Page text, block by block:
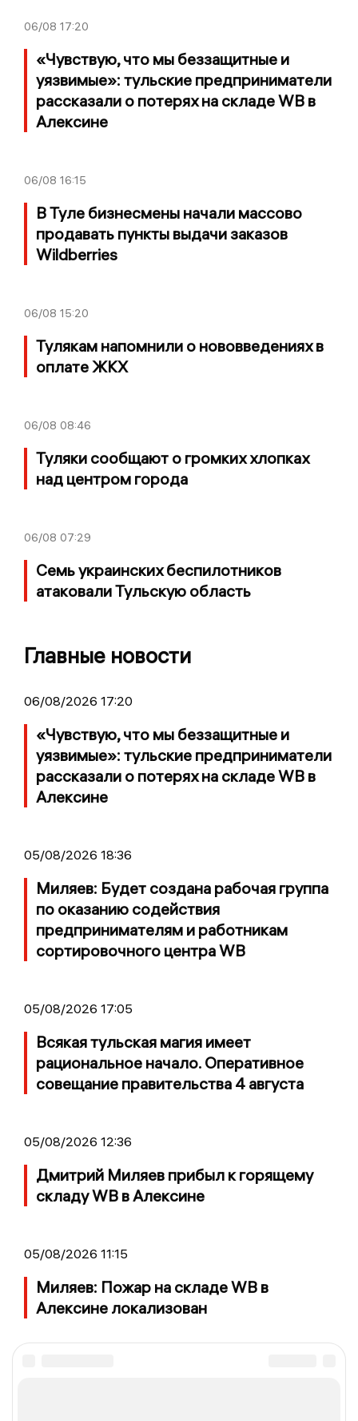
06/08 17:20
«Чувствую, что мы беззащитные и
уязвимые»: тульские предприниматели
рассказали о потерях на складе WB в
Алексине
06/08 16:15
В Туле бизнесмены начали массово
продавать пункты выдачи заказов
Wildberries
06/08 15:20
Тулякам напомнили о нововведениях в
оплате ЖКХ
06/08 08:46
Туляки сообщают о громких хлопках
над центром города
06/08 07:29
Семь украинских беспилотников
атаковали Тульскую область
Главные новости
06/08/2026 17:20
«Чувствую, что мы беззащитные и
уязвимые»: тульские предприниматели
рассказали о потерях на складе WB в
Алексине
05/08/2026 18:36
Миляев: Будет создана рабочая группа
по оказанию содействия
предпринимателям и работникам
сортировочного центра WB
05/08/2026 17:05
Всякая тульская магия имеет
рациональное начало. Оперативное
совещание правительства 4 августа
05/08/2026 12:36
Дмитрий Миляев прибыл к горящему
складу WB в Алексине
05/08/2026 11:15
Миляев: Пожар на складе WB в
Алексине локализован